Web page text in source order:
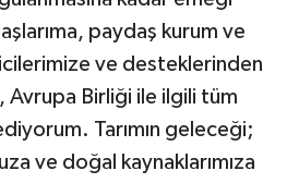
paydaş kurum ve
ve desteklerinden
Avrupa Birliği ile ilgili tüm
Tarımın geleceği;
ve doğal kaynaklarımıza